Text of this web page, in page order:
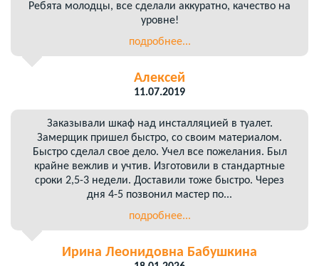
Ребята молодцы, все сделали аккуратно, качество на
уровне!
подробнее...
Алексей
11.07.2019
Заказывали шкаф над инсталляцией в туалет.
Замерщик пришел быстро, со своим материалом.
Быстро сделал свое дело. Учел все пожелания. Был
крайне вежлив и учтив. Изготовили в стандартные
сроки 2,5-3 недели. Доставили тоже быстро. Через
дня 4-5 позвонил мастер по...
подробнее...
Ирина Леонидовна Бабушкина